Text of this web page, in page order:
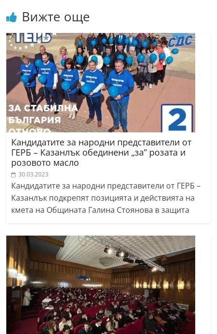
Вижте още
Кандидатите за народни представители от
ГЕРБ – Казанлък обединени „за” розата и
розовото масло
30.03.2023
Кандидатите за народни представители от ГЕРБ –
Казанлък подкрепят позицията и действията на
кмета на Общината Галина Стоянова в защита